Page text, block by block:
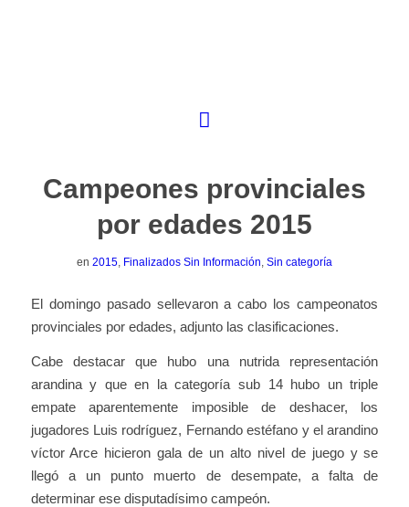
Campeones provinciales
por edades 2015
en 2015, Finalizados Sin Información Sin categoría
El domingo pasado sellevaron a cabo los campeonatos
provinciales por edades, adjunto las clasificaciones.
Cabe destacar que hubo una nutrida representación
arandina y que en la categoría sub 14 hubo un triple
empate aparentemente imposible de deshacer, los
jugadores Luis rodríguez, Fernando estéfano y el arandino
víctor Arce hicieron gala de un alto nivel de juego y se
llegó a un punto muerto de desempate, a falta de
determinar ese disputadísimo campeón.